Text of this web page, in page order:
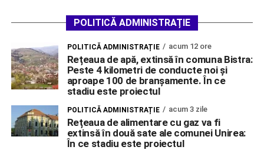
POLITICĂ ADMINISTRAȚIE
POLITICĂ ADMINISTRAȚIE acum 12 ore
Rețeaua de apă, extinsă în comuna Bistra:
Peste 4 kilometri de conducte noi și
aproape 100 de branșamente. În ce
stadiu este proiectul
POLITICĂ ADMINISTRAȚIE acum 3 zile
Rețeaua de alimentare cu gaz va fi
extinsă în două sate ale comunei Unirea:
În ce stadiu este proiectul